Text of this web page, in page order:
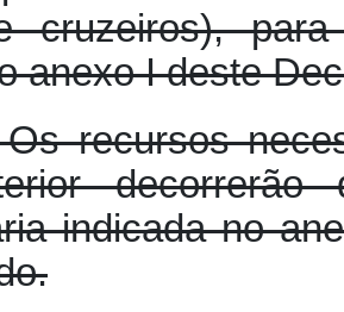
cruzeiros),
anexo I deste
recursos
indicada no